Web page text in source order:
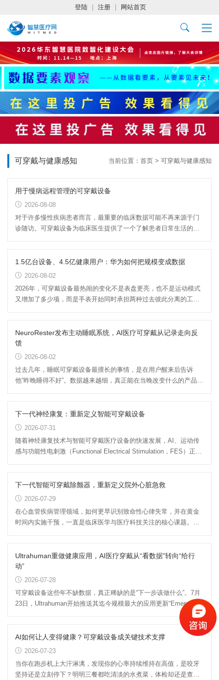
登陆 注册 网站首页
可穿戴与健康感知 当前位置： 首页 > 可穿戴与健康感知
用于慢病远程管理的可穿戴设备
2026-08-08
对于许多慢性疾病患者而言，最重要的临床数据可能不再来源于门
诊随访。可穿戴设备为临床医生提供了一个了解患者日常生活的窗
1.5亿台设备、4.5亿健康用户：华为如何把规模变成数据
2026-08-02
2026年，可穿戴设备最热闹的变化不是表盘更亮，也不是运动模式
又增加了多少项，而是手表开始同时承担两种过去彼此分离的工
NeuroRester发布主动睡眠系统，AI医疗可穿戴从记录走向反
馈
2026-08-02
过去几年，睡眠可穿戴设备最擅长的事情，是在用户醒来后告诉
他“昨晚睡得不好”。数据越来越细，真正能在当晚改变什么的产品却
下一代神经康复：重新定义智能可穿戴设备
2026-07-31
随着神经康复技术与智能可穿戴医疗设备的快速发展，AI、运动传
感与功能性电刺激（Functional Electrical Stimulation，FES）正逐
下一代智能可穿戴除颤器，重新定义院外心脏急救
2026-07-29
在心血管疾病管理领域，如何更早识别致命性心律失常，并在黄金
时间内实施干预，一直是临床医学与医疗科技关注的核心课题。由
Ultrahuman重做健康应用，AI医疗穿戴从“看数据”转向“给行
动”
2026-07-28
可穿戴设备这些年不缺数据，真正稀缺的是“下一步该做什么”。7月
23日，Ultrahuman开始推送其迄今规模最大的应用更新“Emerald”：
AI如何让人变得健康？可穿戴设备成关键技术支撑
2026-07-23
当你在跑步机上大汗淋漓，发现你的心率持续维持在高值，是咬牙
坚持还是立刻停下？明明三餐都吃清淡的水煮菜，体检却还是查出